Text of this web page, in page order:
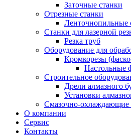
Заточные станки
Отрезные станки
Ленточнопильные
Станки для лазерной
Резка труб
Оборудование для
Кромкорезы
Настольные
Строительное
Дрели алмазного
Установки
Смазочно-охлаждающие
О компании
Сервис
Контакты